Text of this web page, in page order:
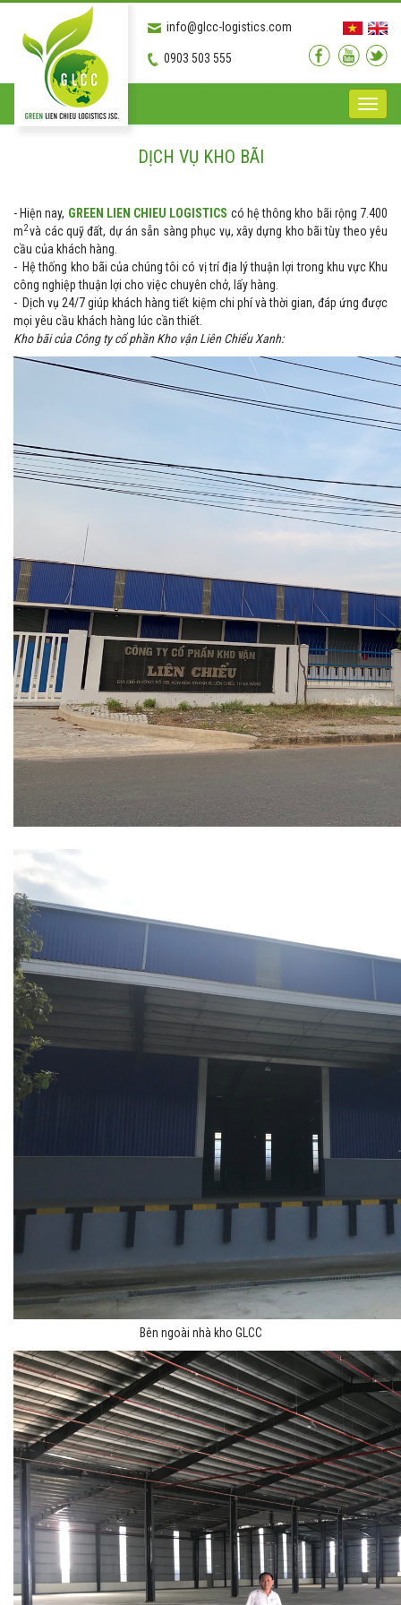
0903 503 555
info@glcc-logistics.com
Toggle
DỊCH VỤ KHO BÃI
- Hiện nay, GREEN LIEN CHIEU LOGISTICS có hệ thông kho bãi rộng 7.400
m2và các quỹ đất, dự án sẵn sàng phục vụ, xây dựng kho bãi tùy theo yêu
cầu của khách hàng.
- Hệ thống kho bãi của chúng tôi có vị trí địa lý thuận lợi trong khu vực Khu
công nghiệp thuận lợi cho việc chuyên chở, lấy hàng.
- Dịch vụ 24/7 giúp khách hàng tiết kiệm chi phí và thời gian, đáp ứng được
mọi yêu cầu khách hàng lúc cần thiết.
Kho bãi của Công ty cổ phần Kho vận Liên Chiểu Xanh:
Bên ngoài nhà kho GLCC